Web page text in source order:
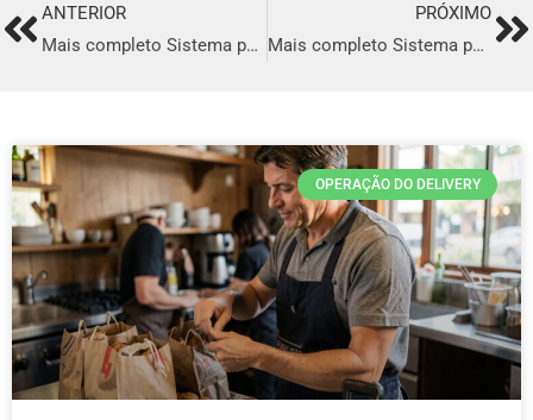
PrevANTERIOR
Mais completo Sistema para Delivery em Itapecerica da Serra
PRÓXIMO
Mais completo Sistema para Delivery em Jequié
OPERAÇÃO DO DELIVERY